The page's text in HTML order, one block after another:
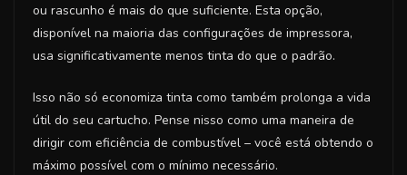
ou rascunho é mais do que suficiente. Esta opção,
disponível na maioria das configurações de impressora,
usa significativamente menos tinta do que o padrão.
Isso não só economiza tinta como também prolonga a vida
útil do seu cartucho. Pense nisso como uma maneira de
dirigir com eficiência de combustível – você está obtendo o
máximo possível com o mínimo necessário.